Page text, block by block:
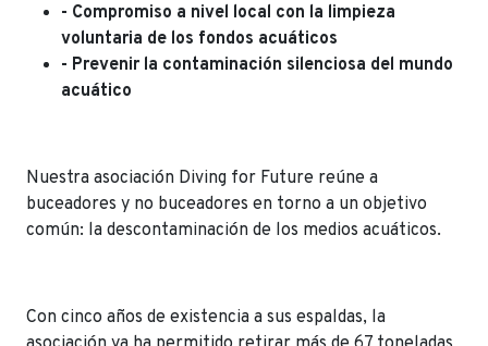
- Compromiso a nivel local con la limpieza
voluntaria de los fondos acuáticos
- Prevenir la contaminación silenciosa del mundo
acuático
Nuestra asociación Diving for Future reúne a
buceadores y no buceadores en torno a un objetivo
común: la descontaminación de los medios acuáticos.
Con cinco años de existencia a sus espaldas, la